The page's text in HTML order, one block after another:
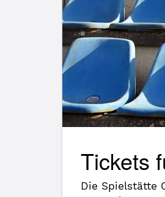
Tickets
Die Spielstätte